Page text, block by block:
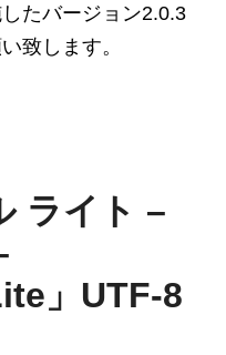
たバージョン2.0.3
致します。
ライト –
」UTF-8